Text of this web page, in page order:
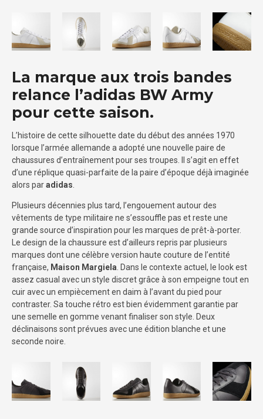
La marque aux trois bandes
relance l’adidas BW Army
pour cette saison.
L’histoire de cette silhouette date du début des années 1970
lorsque l’armée allemande a adopté une nouvelle paire de
chaussures d’entraînement pour ses troupes. Il s’agit en effet
d’une réplique quasi-parfaite de la paire d’époque déjà imaginée
alors paradidas.
Plusieurs décennies plus tard, l’engouement autour des
vêtements de type militaire ne s’essouffle pas et reste une
grande source d’inspiration pour les marques de prêt-à-porter.
Le design de la chaussure est d’ailleurs repris par plusieurs
marques dont une célèbre version haute couture de l’entité
française, Maison Margiela. Dans le contexte actuel, le look est
assez casual avec un style discret grâce à son empeigne tout en
cuir avec un empiècement en daim à l’avant du pied pour
contraster. Sa touche rétro est bien évidemment garantie par
une semelle en gomme venant finaliser son style. Deux
déclinaisons sont prévues avec une édition blanche et une
seconde noire.